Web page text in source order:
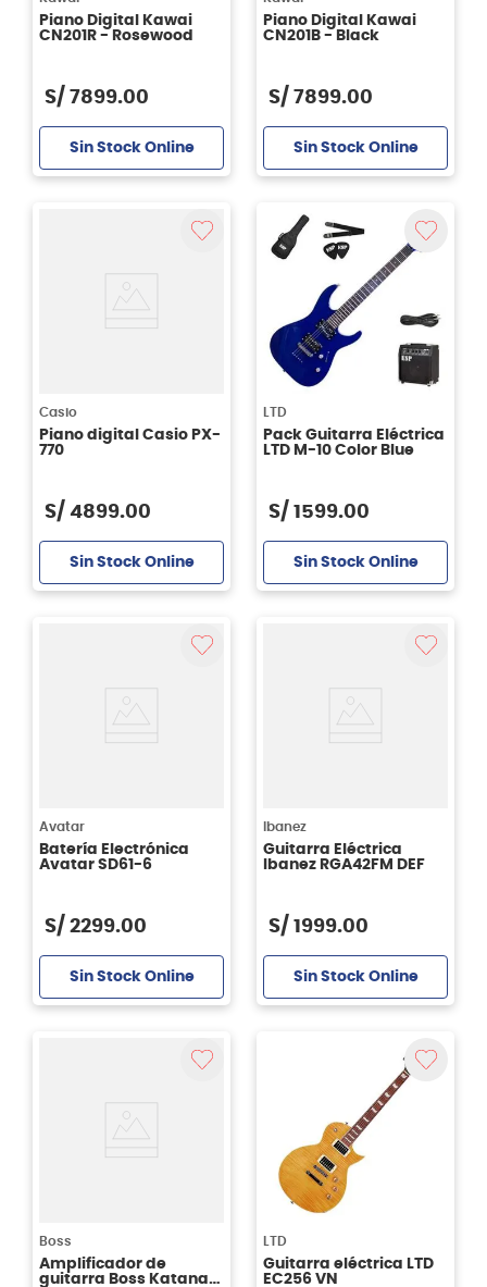
Piano Digital Kawai
CN201R - Rosewood
S/ 7899.00
Sin Stock Online
Piano Digital Kawai
CN201B - Black
S/ 7899.00
Sin Stock Online
Casio
Piano digital Casio PX-
770
S/ 4899.00
Sin Stock Online
LTD
Pack Guitarra Eléctrica
LTD M-10 Color Blue
S/ 1599.00
Sin Stock Online
Avatar
Batería Electrónica
Avatar SD61-6
S/ 2299.00
Sin Stock Online
Ibanez
Guitarra Eléctrica
Ibanez RGA42FM DEF
S/ 1999.00
Sin Stock Online
Boss
Amplificador de
guitarra Boss Katana
LTD
Guitarra eléctrica LTD
EC256 VN